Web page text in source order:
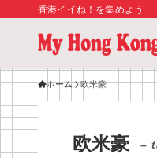
香港イイね！を集めよう
ホーム 欧米豪
欧米豪 –